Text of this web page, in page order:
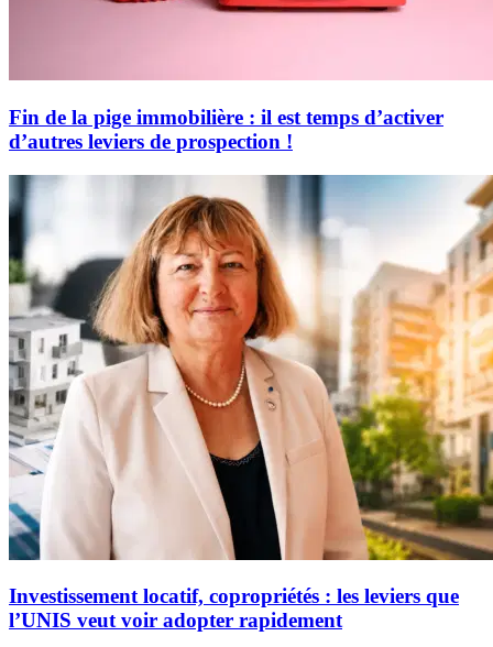
Fin de la pige immobilière : il est temps d’activer
d’autres leviers de prospection !
Investissement locatif, copropriétés : les leviers que
l’UNIS veut voir adopter rapidement